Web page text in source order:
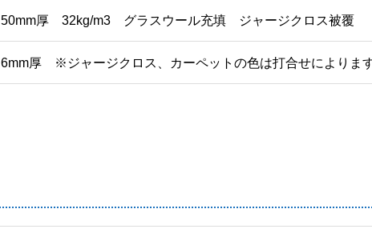
50mm厚 32kg/m3 グラスウール充填 ジャージクロス被覆
6mm厚 ※ジャージクロス、カーペットの色は打合せによりま